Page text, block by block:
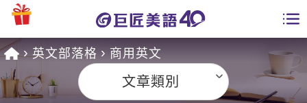
課程總覽
學員專區
英文部落格 商用英文
文章類別